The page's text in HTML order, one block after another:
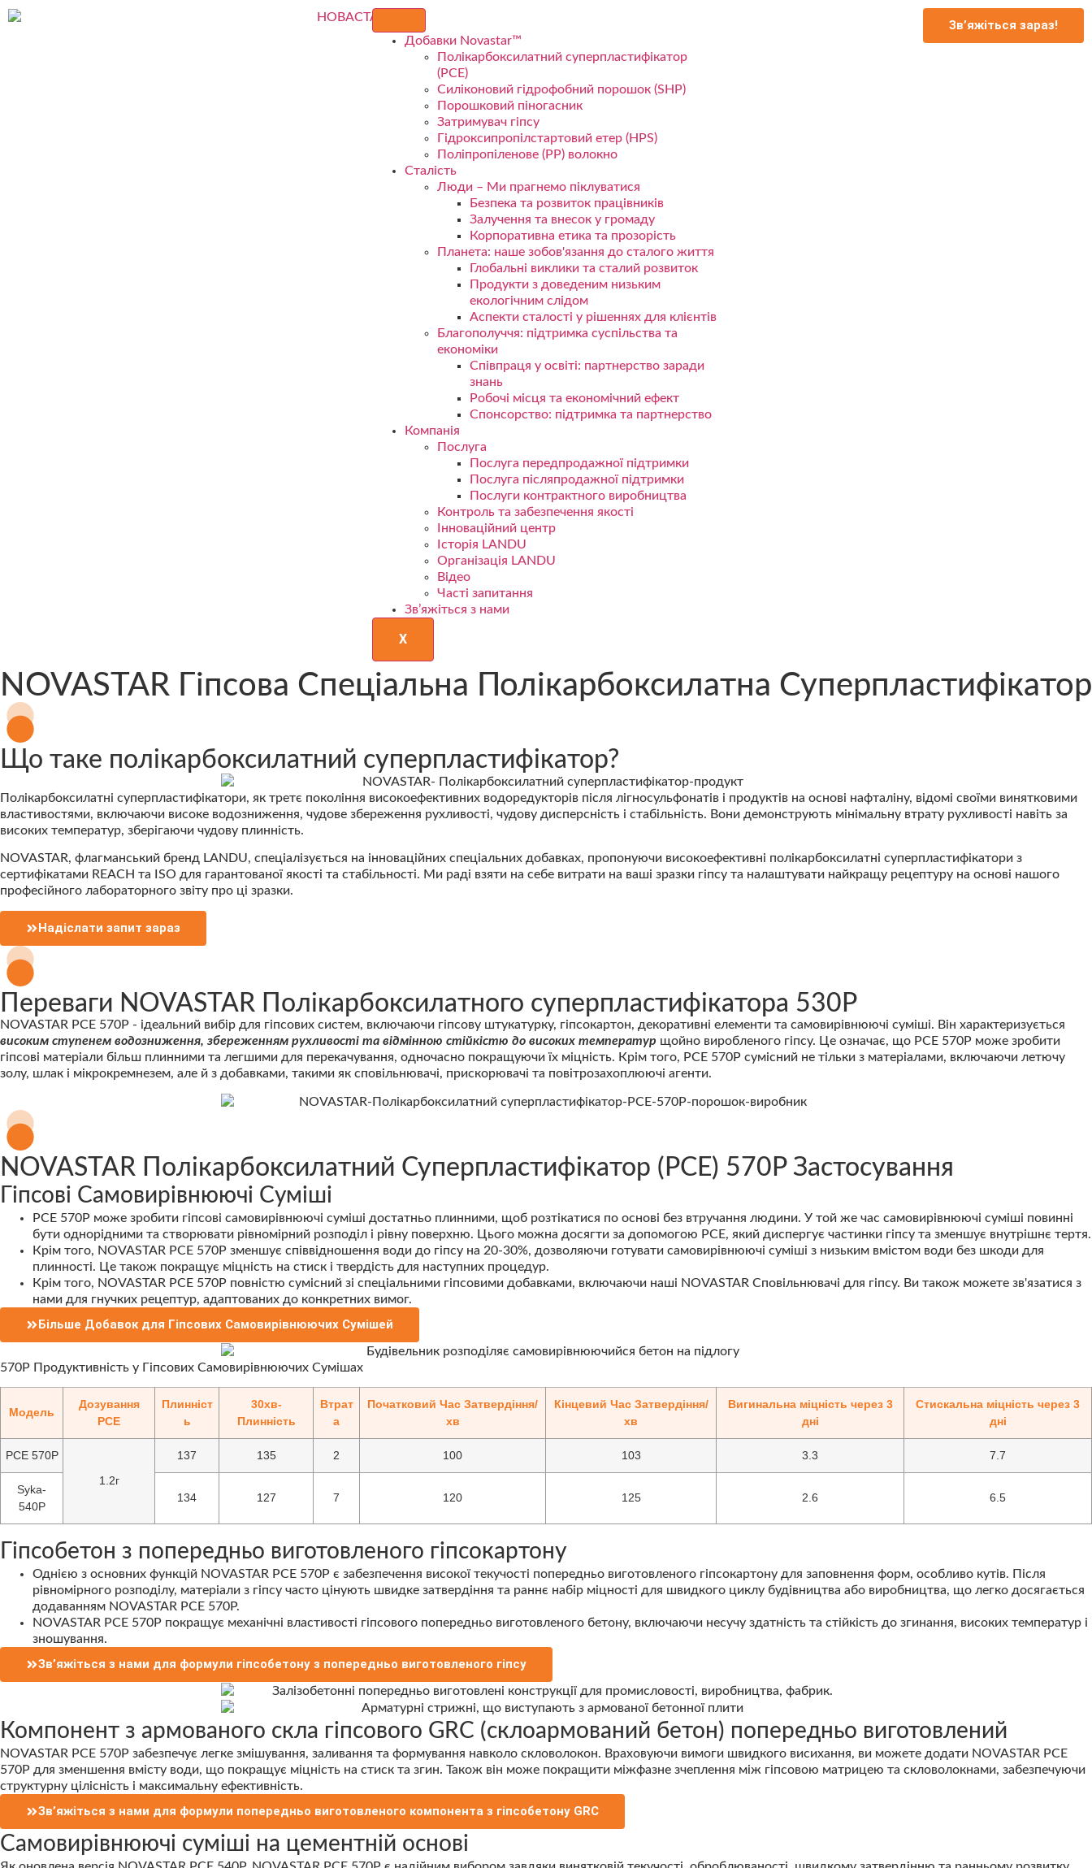
Добавки Novastar™
Полікарбоксилатний суперпластифікатор
(PCE)
Силіконовий гідрофобний порошок (SHP)
Порошковий піногасник
Затримувач гіпсу
Гідроксипропілстартовий етер (HPS)
Поліпропіленове (PP) волокно
Сталість
Люди – Ми прагнемо піклуватися
Безпека та розвиток працівників
Залучення та внесок у громаду
Корпоративна етика та прозорість
Планета: наше зобов'язання до сталого життя
Глобальні виклики та сталий розвиток
Продукти з доведеним низьким
екологічним слідом
Аспекти сталості у рішеннях для клієнтів
Благополуччя: підтримка суспільства та
економіки
Співпраця у освіті: партнерство заради
знань
Робочі місця та економічний ефект
Спонсорство: підтримка та партнерство
Компанія
Послуга
Послуга передпродажної підтримки
Послуга післяпродажної підтримки
Послуги контрактного виробництва
Контроль та забезпечення якості
Інноваційний центр
Історія LANDU
Організація LANDU
Відео
Часті запитання
Зв’яжіться з нами
X
Зв’яжіться зараз!
NOVASTAR Гіпсова Спеціальна Полікарбоксилатна Суперпластифікатор
Що таке полікарбоксилатний суперпластифікатор?
Полікарбоксилатні суперпластифікатори, як третє покоління високоефективних водоредукторів після лігносульфонатів і продуктів на основі нафталіну, відомі своїми винятковими
властивостями, включаючи високе водозниження, чудове збереження рухливості, чудову дисперсність і стабільність. Вони демонструють мінімальну втрату рухливості навіть за
високих температур, зберігаючи чудову плинність.
NOVASTAR, флагманський бренд LANDU, спеціалізується на інноваційних спеціальних добавках, пропонуючи високоефективні полікарбоксилатні суперпластифікатори з
сертифікатами REACH та ISO для гарантованої якості та стабільності. Ми раді взяти на себе витрати на ваші зразки гіпсу та налаштувати найкращу рецептуру на основі нашого
професійного лабораторного звіту про ці зразки.
Надіслати запит зараз
Переваги NOVASTAR Полікарбоксилатного суперпластифікатора 530P
NOVASTAR PCE 570P - ідеальний вибір для гіпсових систем, включаючи гіпсову штукатурку, гіпсокартон, декоративні елементи та самовирівнюючі суміші. Він характеризується
високим ступенем водозниження, збереженням рухливості та відмінною стійкістю до високих температур щойно виробленого гіпсу. Це означає, що PCE 570P може зробити
гіпсові матеріали більш плинними та легшими для перекачування, одночасно покращуючи їх міцність. Крім того, PCE 570P сумісний не тільки з матеріалами, включаючи летючу
золу, шлак і мікрокремнезем, але й з добавками, такими як сповільнювачі, прискорювачі та повітрозахоплюючі агенти.
NOVASTAR Полікарбоксилатний Суперпластифікатор (PCE) 570P Застосування
Гіпсові Самовирівнюючі Суміші
PCE 570P може зробити гіпсові самовирівнюючі суміші достатньо плинними, щоб розтікатися по основі без втручання людини. У той же час самовирівнюючі суміші повинні
бути однорідними та створювати рівномірний розподіл і рівну поверхню. Цього можна досягти за допомогою PCE, який диспергує частинки гіпсу та зменшує внутрішнє тертя.
Крім того, NOVASTAR PCE 570P зменшує співвідношення води до гіпсу на 20-30%, дозволяючи готувати самовирівнюючі суміші з низьким вмістом води без шкоди для
плинності. Це також покращує міцність на стиск і твердість для наступних процедур.
Крім того, NOVASTAR PCE 570P повністю сумісний зі спеціальними гіпсовими добавками, включаючи наші NOVASTAR Сповільнювачі для гіпсу. Ви також можете зв'язатися з
нами для гнучких рецептур, адаптованих до конкретних вимог.
Більше Добавок для Гіпсових Самовирівнюючих Сумішей
570P Продуктивність у Гіпсових Самовирівнюючих Сумішах
Модель
Дозування
PCE
Плинніст
ь
30хв-
Плинність
Втрат
а
Початковий Час Затвердіння/
хв
Кінцевий Час Затвердіння/
хв
Вигинальна міцність через 3
дні
Стискальна міцність через 3
дні
PCE 570P
1.2г
137 135 2 100 103 3.3 7.7
Syka-
540P
134 127 7 120 125 2.6 6.5
Гіпсобетон з попередньо виготовленого гіпсокартону
Однією з основних функцій NOVASTAR PCE 570P є забезпечення високої текучості попередньо виготовленого гіпсокартону для заповнення форм, особливо кутів. Після
рівномірного розподілу, матеріали з гіпсу часто цінують швидке затвердіння та раннє набір міцності для швидкого циклу будівництва або виробництва, що легко досягається
додаванням NOVASTAR PCE 570P.
NOVASTAR PCE 570P покращує механічні властивості гіпсового попередньо виготовленого бетону, включаючи несучу здатність та стійкість до згинання, високих температур і
зношування.
Зв’яжіться з нами для формули гіпсобетону з попередньо виготовленого гіпсу
Компонент з армованого скла гіпсового GRC (склоармований бетон) попередньо виготовлений
NOVASTAR PCE 570P забезпечує легке змішування, заливання та формування навколо скловолокон. Враховуючи вимоги швидкого висихання, ви можете додати NOVASTAR PCE
570P для зменшення вмісту води, що покращує міцність на стиск та згин. Також він може покращити міжфазне зчеплення між гіпсовою матрицею та скловолокнами, забезпечуючи
структурну цілісність і максимальну ефективність.
Зв’яжіться з нами для формули попередньо виготовленого компонента з гіпсобетону GRC
Самовирівнюючі суміші на цементній основі